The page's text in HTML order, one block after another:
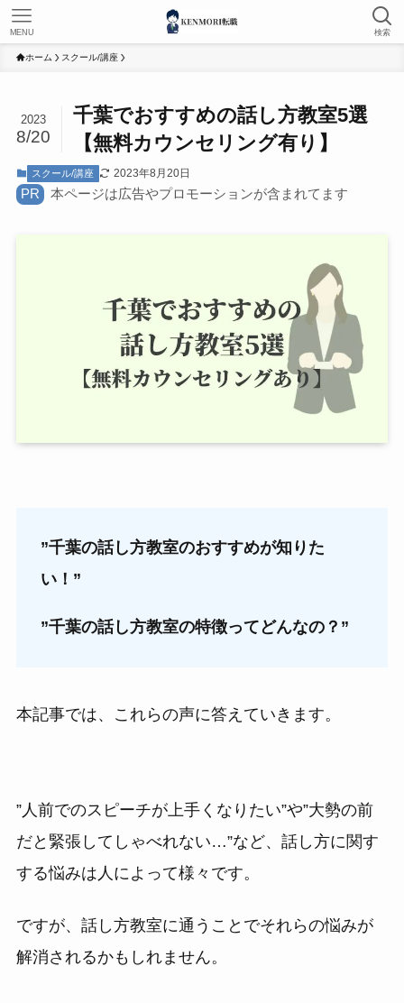
検索
MENU
ホーム スクール/講座
千葉でおすすめの話し方教室5選
【無料カウンセリング有り】
2023
8/20
スクール/講座 2023年8月20日
PR 本ページは広告やプロモーションが含まれてます
”千葉の話し方教室のおすすめが知りた
い！”
”千葉の話し方教室の特徴ってどんなの？”
本記事では、これらの声に答えていきます。
”人前でのスピーチが上手くなりたい”や”大勢の前
だと緊張してしゃべれない…”など、話し方に関す
する悩みは人によって様々です。
ですが、話し方教室に通うことでそれらの悩みが
解消されるかもしれません。